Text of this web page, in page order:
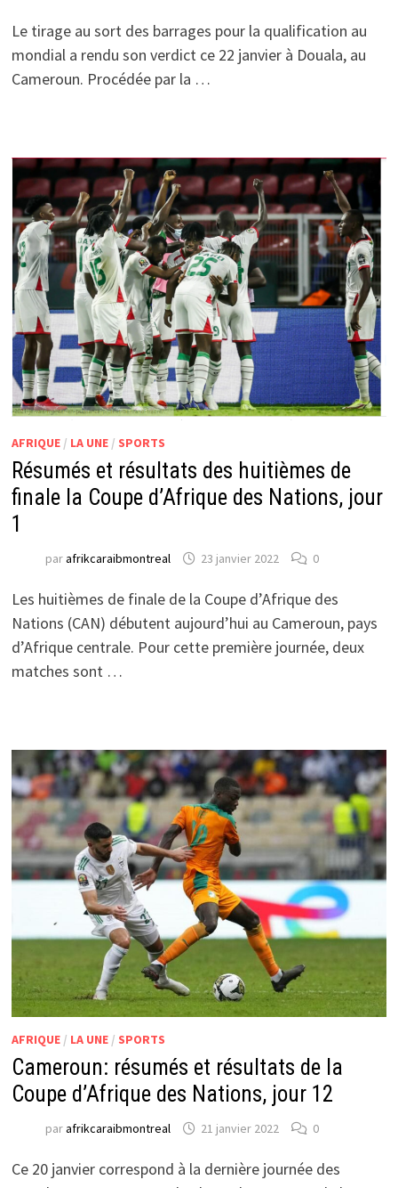
Le tirage au sort des barrages pour la qualification au
mondial a rendu son verdict ce 22 janvier à Douala, au
Cameroun. Procédée par la …
AFRIQUE/ LA UNE/ SPORTS
Résumés et résultats des huitièmes de
finale la Coupe d’Afrique des Nations, jour
1
parafrikcaraibmontreal 23 janvier 2022 0
Les huitièmes de finale de la Coupe d’Afrique des
Nations (CAN) débutent aujourd’hui au Cameroun, pays
d’Afrique centrale. Pour cette première journée, deux
matches sont …
AFRIQUE/ LA UNE/ SPORTS
Cameroun: résumés et résultats de la
Coupe d’Afrique des Nations, jour 12
parafrikcaraibmontreal 21 janvier 2022 0
Ce 20 janvier correspond à la dernière journée des